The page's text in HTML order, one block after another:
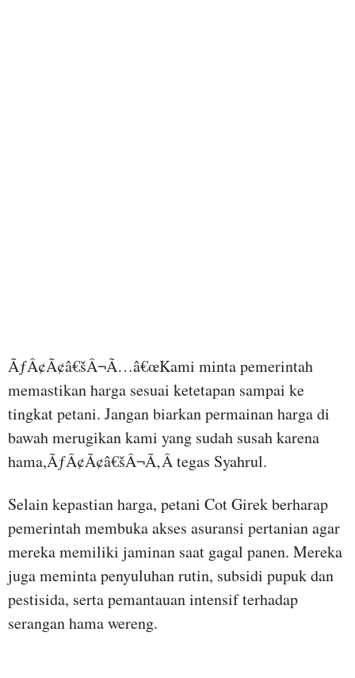
ÃƒÂ¢Ã¢â€šÂ¬Ã…â€œKami minta pemerintah
memastikan harga sesuai ketetapan sampai ke
tingkat petani. Jangan biarkan permainan harga di
bawah merugikan kami yang sudah susah karena
hama,ÃƒÂ¢Ã¢â€šÂ¬Ã‚Â tegas Syahrul.
Selain kepastian harga, petani Cot Girek berharap
pemerintah membuka akses asuransi pertanian agar
mereka memiliki jaminan saat gagal panen. Mereka
juga meminta penyuluhan rutin, subsidi pupuk dan
pestisida, serta pemantauan intensif terhadap
serangan hama wereng.